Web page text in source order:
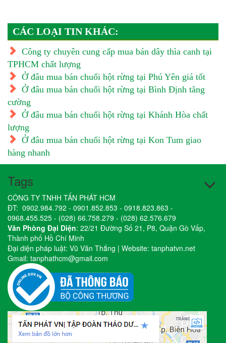
CÁC LOẠI TIN KHÁC:
Công ty chuyên cung cấp mua bán dây thìa canh tại
TPHCM chất lượng
Ở đâu mua bán chuối hột rừng tại Phú Yên giá tốt
Ở đâu mua bán chuối hột rừng tại Bình Định tăng
cường
Ở đâu mua bán chuối hột rừng tại Khánh Hòa chất
lượng
Ở đâu mua bán chuối hột rừng tại Kon Tum giao
hàng nhanh
Tags
CÔNG TY TNHH TẤN PHÁT HCM
ĐT: 0902.984.792 - 0901.852.853 - 0918.823.863 -
0968.455.525 - (028) 66.758.279 - (028) 62.576.679
Văn Phòng Đại Diện: 22/21 Đường Số 21, P8, Quận Gò Vấp,
Thành phố Hồ Chí Minh
Đại diện pháp luật: Vũ Văn Thắng | Website: tanphatvn.net
Gmail: tanphathcm@gmail.com